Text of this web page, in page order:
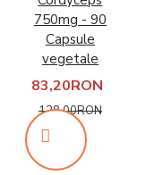
750mg - 90
Capsule
vegetale
83,20RON
128,00RON